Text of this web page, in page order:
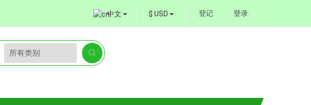
中文 $ USD 登记 登录